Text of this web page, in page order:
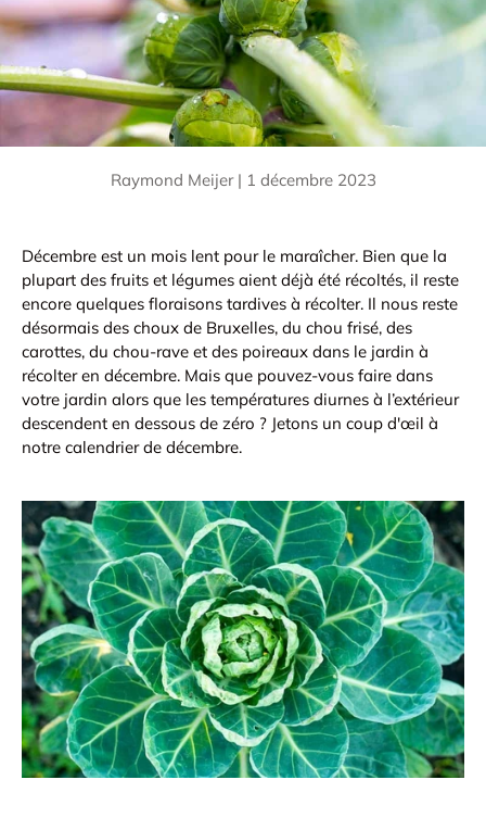
Raymond Meijer | 1 décembre 2023
Décembre est un mois lent pour le maraîcher. Bien que la
plupart des fruits et légumes aient déjà été récoltés, il reste
encore quelques floraisons tardives à récolter. Il nous reste
désormais des choux de Bruxelles, du chou frisé, des
carottes, du chou-rave et des poireaux dans le jardin à
récolter en décembre. Mais que pouvez-vous faire dans
votre jardin alors que les températures diurnes à l’extérieur
descendent en dessous de zéro ? Jetons un coup d'œil à
notre calendrier de décembre.